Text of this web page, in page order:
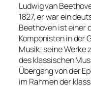
Ludwig van
1827, er war ein
Beethoven ist einer
Komponisten in der
Musik; seine Werke
des klassischen
Übergang von der
im Rahmen der